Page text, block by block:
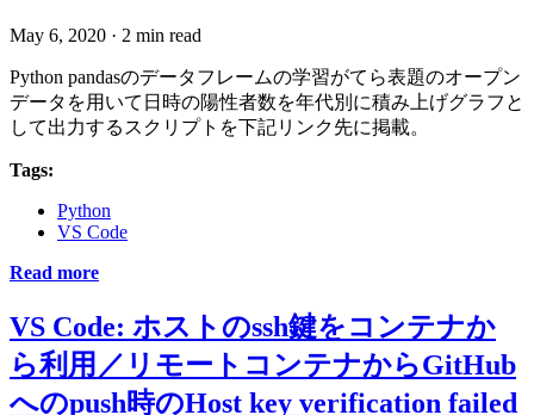
May 6, 2020 · 2 min read
Python pandasのデータフレームの学習がてら表題のオープン
データを用いて日時の陽性者数を年代別に積み上げグラフと
して出力するスクリプトを下記リンク先に掲載。
Tags:
Python
VS Code
Read more
VS Code: ホストのssh鍵をコンテナか
ら利用／リモートコンテナからGitHub
へのpush時のHost key verification failed